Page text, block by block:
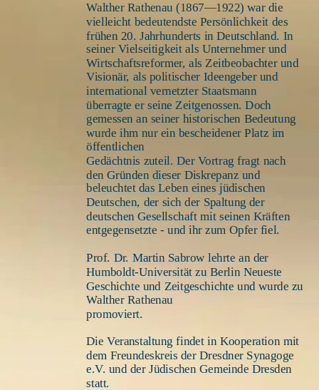
Walther Rathenau (1867—1922) war die
vielleicht bedeutendste Persönlichkeit des
frühen 20. Jahrhunderts in Deutschland. In
seiner Vielseitigkeit als Unternehmer und
Wirtschaftsreformer, als Zeitbeobachter und
Visionär, als politischer Ideengeber und
international vernetzter Staatsmann
überragte er seine Zeitgenossen. Doch
gemessen an seiner historischen Bedeutung
wurde ihm nur ein bescheidener Platz im
öffentlichen
Gedächtnis zuteil. Der Vortrag fragt nach
den Gründen dieser Diskrepanz und
beleuchtet das Leben eines jüdischen
Deutschen, der sich der Spaltung der
deutschen Gesellschaft mit seinen Kräften
entgegensetzte - und ihr zum Opfer fiel.
Prof. Dr. Martin Sabrow lehrte an der
Humboldt-Universität zu Berlin Neueste
Geschichte und Zeitgeschichte und wurde zu
Walther Rathenau
promoviert.
Die Veranstaltung findet in Kooperation mit
dem Freundeskreis der Dresdner Synagoge
e.V. und der Jüdischen Gemeinde Dresden
statt.